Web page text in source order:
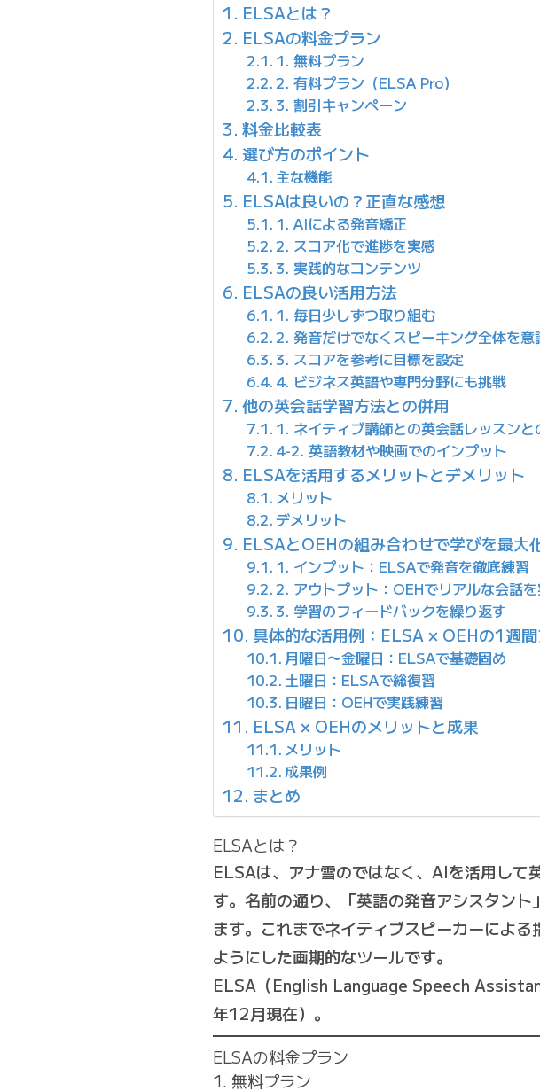
ELSAとは？
ELSAの料金プラン
1. 無料プラン
2. 有料プラン（ELSA Pro）
3. 割引キャンペーン
料金比較表
選び方のポイント
主な機能
ELSAは良いの？正直な感想
1. AIによる発音矯正
2. スコア化で進捗を実感
3. 実践的なコンテンツ
ELSAの良い活用方法
1. 毎日少しずつ取り組む
2. 発音だけでなくスピーキング全体を意
3. スコアを参考に目標を設定
4. ビジネス英語や専門分野にも挑戦
他の英会話学習方法との併用
1. ネイティブ講師との英会話レッスンと
4-2. 英語教材や映画でのインプット
ELSAを活用するメリットとデメリット
メリット
デメリット
ELSAとOEHの組み合わせで学びを最大
1. インプット：ELSAで発音を徹底練習
2. アウトプット：OEHでリアルな会話
3. 学習のフィードバックを繰り返す
具体的な活用例：ELSA × OEHの1週
月曜日〜金曜日：ELSAで基礎固め
土曜日：ELSAで総復習
日曜日：OEHで実践練習
ELSA × OEHのメリットと成果
メリット
成果例
まとめ
ELSAとは？
ELSAは、アナ雪のではなく、AIを活用して
す。名前の通り、「英語の発音アシスタン
ます。これまでネイティブスピーカーによ
ようにした画期的なツールです。
ELSA（English Language Speech
年12月現在）。
ELSAの料金プラン
1. 無料プラン